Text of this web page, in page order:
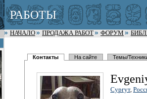
РАБОТЫ
НАЧАЛО ПРОДАЖА РАБОТ ФОРУМ
Контакты На сайте Темы/
Сургут,